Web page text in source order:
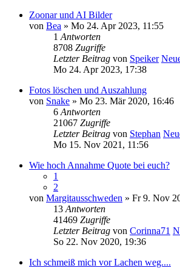
Zoonar und AI Bilder
von Bea » Mo 24. Apr 2023, 11:55
1 Antworten
8708 Zugriffe
Letzter Beitrag von Speiker
Mo 24. Apr 2023, 17:38
Fotos löschen und Auszahlung
von Snake » Mo 23. Mär 2020, 16:46
6 Antworten
21067 Zugriffe
Letzter Beitrag von Stephan
Mo 15. Nov 2021, 11:56
Wie hoch Annahme Quote bei euch?
1
2
von Margitausschweden » Fr 9. Nov
13 Antworten
41469 Zugriffe
Letzter Beitrag von Corinna71
So 22. Nov 2020, 19:36
Ich schmeiß mich vor Lachen weg....